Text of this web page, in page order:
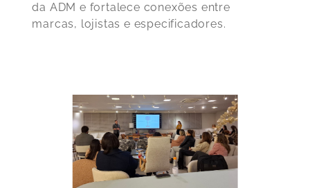
da ADM e fortalece conexões entre
marcas, lojistas e especificadores.